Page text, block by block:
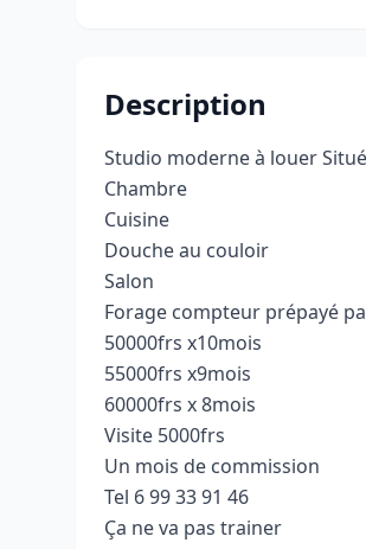
Description
Studio moderne à louer
Chambre
Cuisine
Douche au couloir
Salon
Forage compteur prépayé
50000frs x10mois
55000frs x9mois
60000frs x 8mois
Visite 5000frs
Un mois de commission
Tel 6 99 33 91 46
Ça ne va pas trainer